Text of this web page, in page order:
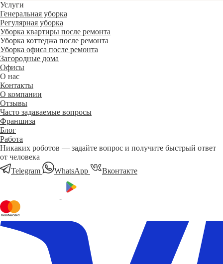
Услуги
Генеральная уборка
Регулярная уборка
Уборка квартиры после ремонта
Уборка коттеджа после ремонта
Уборка офиса после ремонта
Загородные дома
Офисы
О нас
Контакты
О компании
Отзывы
Часто задаваемые вопросы
Франшиза
Блог
Работа
Никаких роботов — задайте вопрос и получите быстрый ответ
от человека
Telegram
WhatsApp Вконтакте